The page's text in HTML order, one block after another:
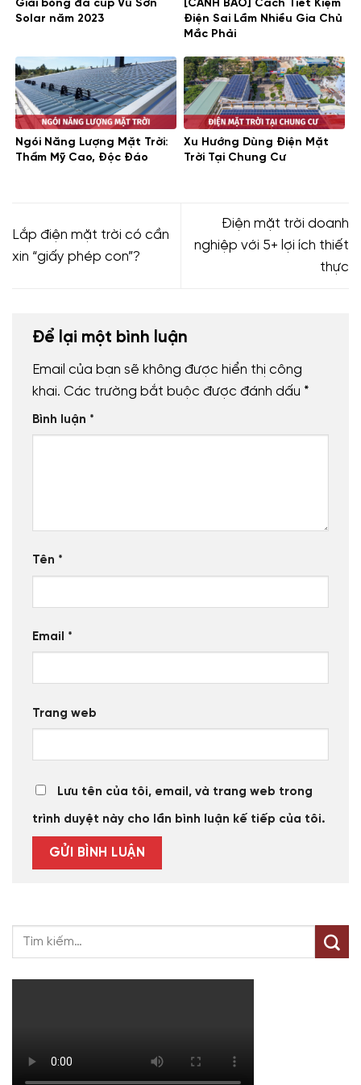
nào tốt đèn led năng lượng mặt trời nhập khẩu đèn led
đèn led năng lượng mặt trời sân
vườn đèn led năng lượng mặt trời solar light đèn led năng
lượng mặt trời tốt nhất đèn led năng lượng mặt trời trong
nhà đèn năng lượng mặt trời rẻ nhất đèn pha led năng
lượng mặt trời
Giải bóng đá cúp Vũ Sơn
Solar năm 2023
[CẢNH BÁO] Cách Tiết Kiệm
Điện Sai Lầm Nhiều Gia Chủ
Mắc Phải
Ngói Năng Lượng Mặt Trời:
Thẩm Mỹ Cao, Độc Đáo
Xu Hướng Dùng Điện Mặt
Trời Tại Chung Cư
Lắp điện mặt trời có cần
xin “giấy phép con”?
Điện mặt trời doanh
nghiệp với 5+ lợi ích thiết
thực
Để lại một bình luận
Email của bạn sẽ không được hiển thị công
khai. Các trường bắt buộc được đánh dấu *
Bình luận *
Tên *
Email *
Trang web
Lưu tên của tôi, email, và trang web trong
trình duyệt này cho lần bình luận kế tiếp của tôi.